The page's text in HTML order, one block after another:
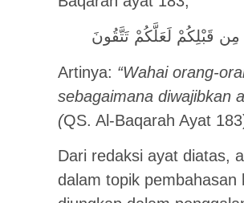
قَبْلِكُمْ لَعَلَّكُمْ تَتَّقُونَ
Artinya: “Wahai orang-
sebagaimana diwajibkan
(QS. Al-Baqarah Ayat
Dari redaksi ayat diatas,
dalam topik pembahasan